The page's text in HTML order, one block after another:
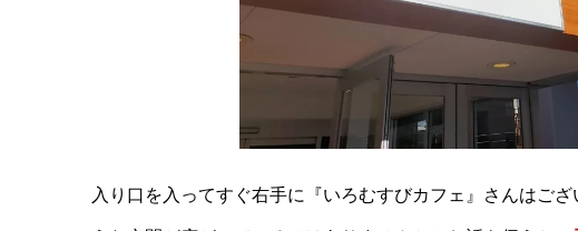
入り口を入ってすぐ右手に『いろむすびカフェ』さんはご